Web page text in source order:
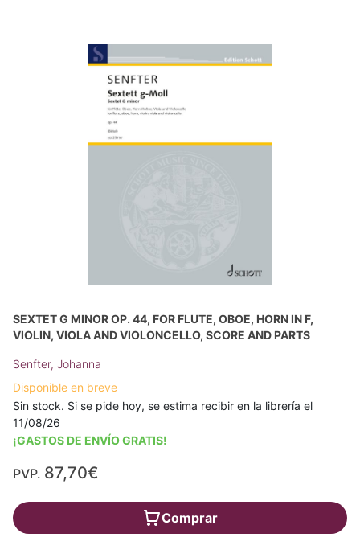
SEXTET G MINOR OP. 44, FOR FLUTE, OBOE, HORN IN F,
VIOLIN, VIOLA AND VIOLONCELLO, SCORE AND PARTS
Senfter, Johanna
Disponible en breve
Sin stock. Si se pide hoy, se estima recibir en la librería el
11/08/26
¡GASTOS DE ENVÍO GRATIS!
PVP. 87,70€
Comprar